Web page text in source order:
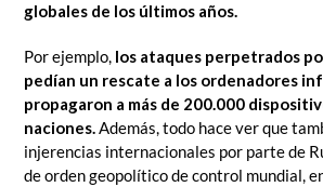
globales de los últimos años.
Por ejemplo, los ataques perpetrados
pedían un rescate a los ordenadores
propagaron a más de 200.000
naciones.Además, todo hace ver que
injerencias internacionales por parte de
de orden geopolítico de control mundial,